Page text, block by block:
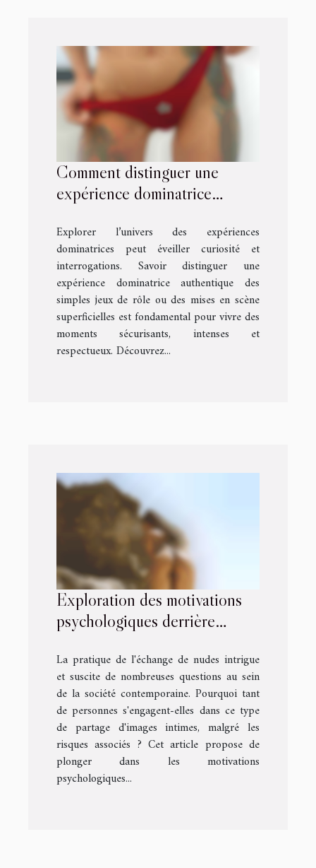
Comment distinguer une
expérience dominatrice
Explorer l’univers des expériences
dominatrices peut éveiller curiosité et
interrogations. Savoir distinguer une
expérience dominatrice authentique des
simples jeux de rôle ou des mises en scène
superficielles est fondamental pour vivre des
moments sécurisants, intenses et
respectueux. Découvrez...
Exploration des motivations
psychologiques derrière
La pratique de l'échange de nudes intrigue
et suscite de nombreuses questions au sein
de la société contemporaine. Pourquoi tant
de personnes s'engagent-elles dans ce type
de partage d'images intimes, malgré les
risques associés ? Cet article propose de
plonger dans les motivations
psychologiques...